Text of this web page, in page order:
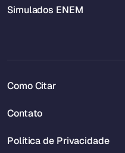
Simulados ENEM
Como Citar
Contato
Política de Privacidade